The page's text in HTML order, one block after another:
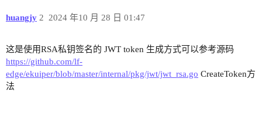
huangjy 2024 年10 月 28 日 01:47
2
这是使用RSA私钥签名的 JWT token 生成方式可以参考源码
https://github.com/lf-
edge/ekuiper/blob/master/internal/pkg/jwt/jwt_rsa.go CreateToken方
法